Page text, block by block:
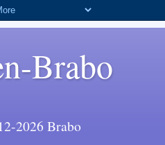
Brabo
2026 Brabo